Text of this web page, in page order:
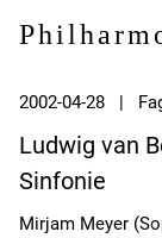
2002-04-28 |
Ludwig van
Sinfonie
Mirjam Meyer